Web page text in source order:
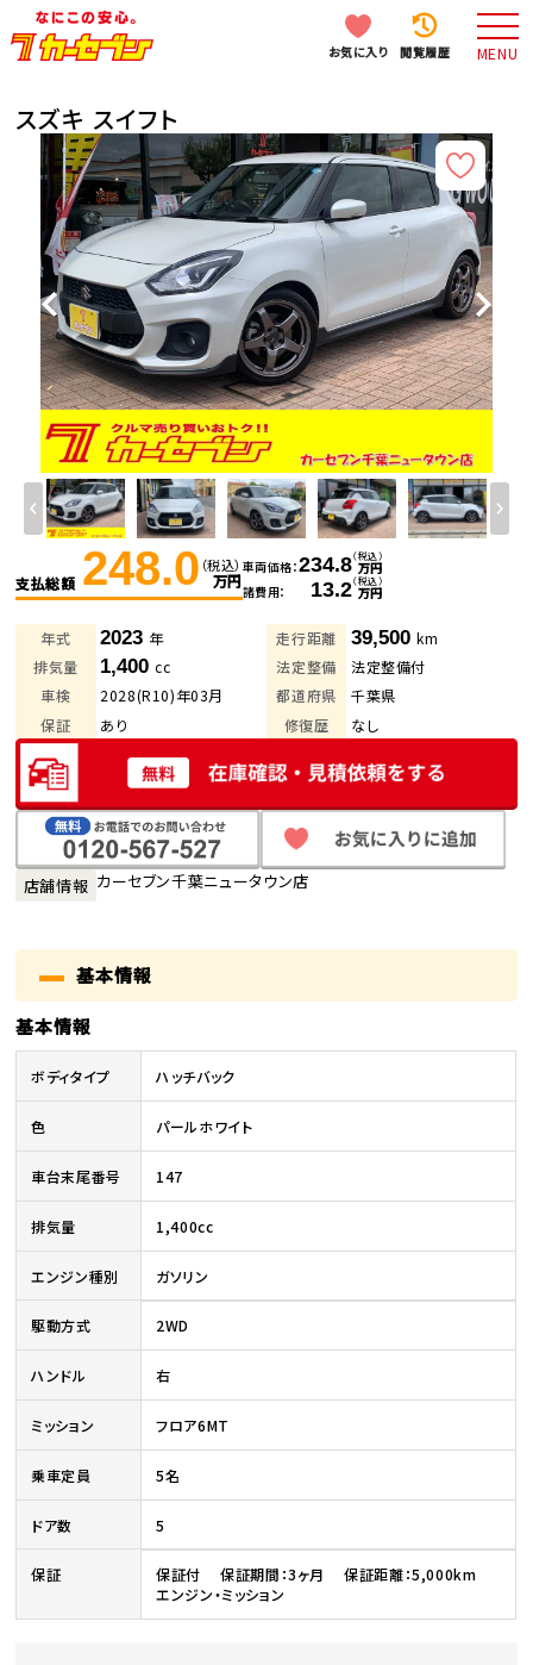
お気に入り 閲覧履歴 MENU
スズキ スイフト
支払総額 248.0 （税込）
万円
車両価格 234.8（税込）
万円
諸費用
13.2（税込）
万円
年式 2023 年 走行距離 39,500 km
排気量
1,400cc 法定整備
法定整備付
車検
2028(R10)年03月 都道府県
千葉県
保証
あり 修復歴 なし
店舗情報 カーセブン千葉ニュータウン店
基本情報
基本情報
ボディタイプ ハッチバック
色 パールホワイト
車台末尾番号 147
排気量 1,400cc
エンジン種別 ガソリン
駆動方式 2WD
ハンドル 右
ミッション フロア6MT
乗車定員 5名
ドア数 5
保証
保証付 保証期間：3ヶ月 保証距離：5,000km
エンジン・ミッション